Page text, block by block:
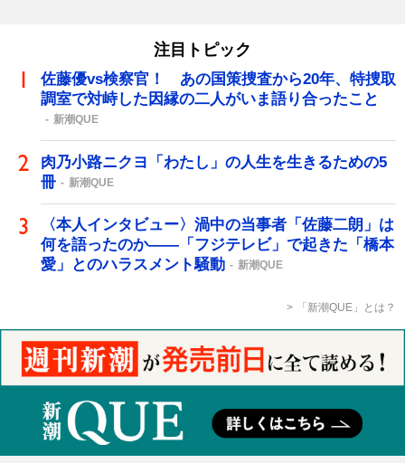
注目トピック
佐藤優vs検察官！ あの国策捜査から20年、特捜取
調室で対峙した因縁の二人がいま語り合ったこと
新潮QUE
肉乃小路ニクヨ「わたし」の人生を生きるための5
冊
新潮QUE
〈本人インタビュー〉渦中の当事者「佐藤二朗」は
何を語ったのか――「フジテレビ」で起きた「橋本
愛」とのハラスメント騒動
新潮QUE
「新潮QUE」とは？